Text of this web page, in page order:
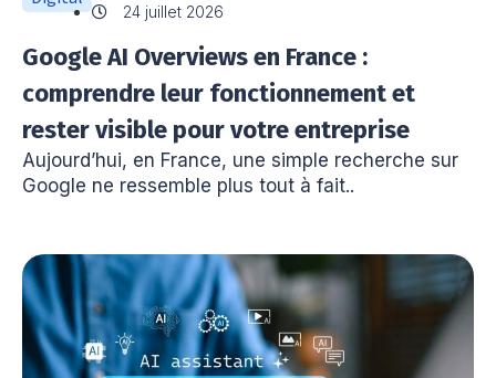
24 juillet 2026
Google AI Overviews en France :
comprendre leur fonctionnement et
rester visible pour votre entreprise
Aujourd’hui, en France, une simple recherche sur
Google ne ressemble plus tout à fait..